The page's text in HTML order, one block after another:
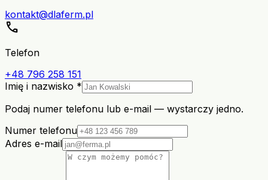
kontakt@dlaferm.pl
call
Telefon
+48 796 258 151
Imię i nazwisko *
Podaj numer telefonu lub e-mail — wystarczy jedno.
Numer telefonu
Adres e-mail